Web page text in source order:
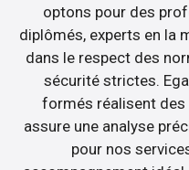
optons pour des
diplômés, experts en la
dans le respect des
sécurité strictes.
formés réalisent des
assure une analyse
pour nos